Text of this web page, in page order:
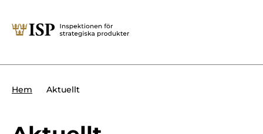
Söktips:
Krigsmateriel
användningsområden
Hem Aktuellt